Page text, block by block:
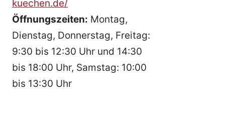
kuechen.de/
Öffnungszeiten: Montag,
Dienstag, Donnerstag, Freitag:
9:30 bis 12:30 Uhr und 14:30
bis 18:00 Uhr, Samstag: 10:00
bis 13:30 Uhr